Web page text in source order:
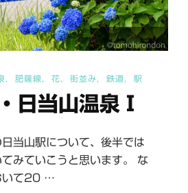
肥薩線 花 街並み 鉄道 駅
日当山温泉Ⅰ
当山駅について、後半では
みていこうと思います。 な
いて20 …